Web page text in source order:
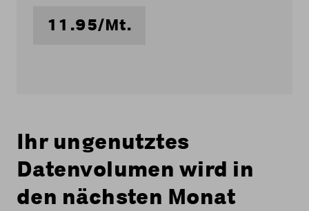
11.95/Mt.
Ihr ungenutztes
Datenvolumen wird in
den nächsten Monat